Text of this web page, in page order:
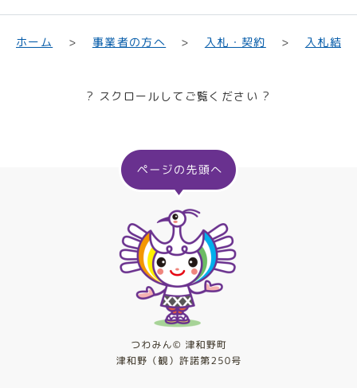
ホーム 事業者の方へ 入札・契約 入札結
? スクロールしてご覧ください ?